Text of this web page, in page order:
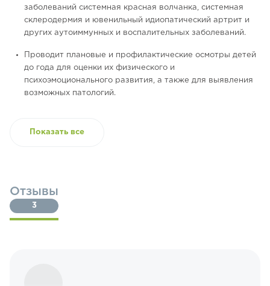
заболеваний системная красная волчанка, системная
склеродермия и ювенильный идиопатический артрит и
других аутоиммунных и воспалительных заболеваний.
Проводит плановые и профилактические осмотры детей
до года для оценки их физического и
психоэмоционального развития, а также для выявления
возможных патологий.
Показать все
Отзывы
3